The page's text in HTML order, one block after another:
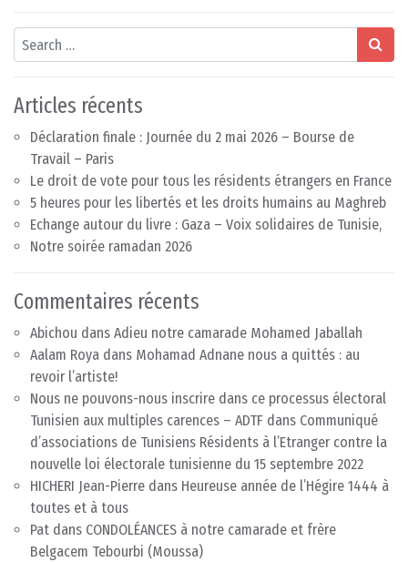
Search
Articles récents
Déclaration finale : Journée du 2 mai 2026 – Bourse de
Travail – Paris
Le droit de vote pour tous les résidents étrangers en France
5 heures pour les libertés et les droits humains au Maghreb
Echange autour du livre : Gaza – Voix solidaires de Tunisie,
Notre soirée ramadan 2026
Commentaires récents
Abichou dans Adieu notre camarade Mohamed Jaballah
Aalam Roya dans Mohamad Adnane nous a quittés : au
revoir l’artiste!
Nous ne pouvons-nous inscrire dans ce processus électoral
Tunisien aux multiples carences – ADTF dans Communiqué
d’associations de Tunisiens Résidents à l’Etranger contre la
nouvelle loi électorale tunisienne du 15 septembre 2022
HICHERI Jean-Pierre dans Heureuse année de l’Hégire 1444 à
toutes et à tous
Pat dans CONDOLÉANCES à notre camarade et frère
Belgacem Tebourbi (Moussa)